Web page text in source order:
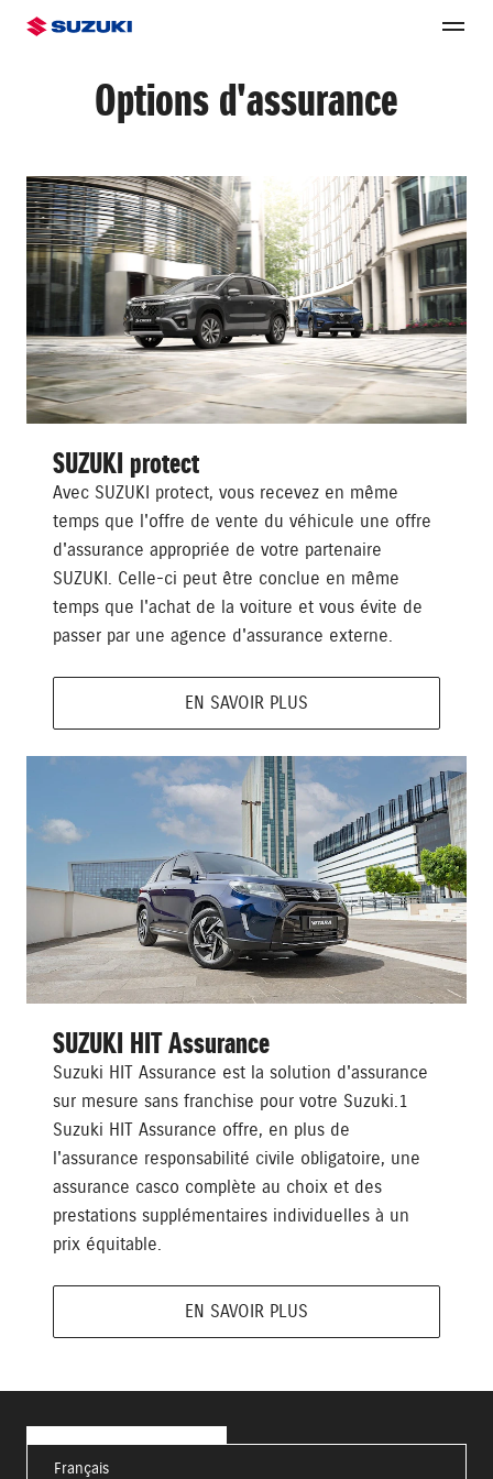
Options d'assurance
SUZUKI protect
Avec SUZUKI protect, vous recevez en même
temps que l'offre de vente du véhicule une offre
d'assurance appropriée de votre partenaire
SUZUKI. Celle-ci peut être conclue en même
temps que l'achat de la voiture et vous évite de
passer par une agence d'assurance externe.
EN SAVOIR PLUS
SUZUKI HIT Assurance
Suzuki HIT Assurance est la solution d'assurance
sur mesure sans franchise pour votre Suzuki.1
Suzuki HIT Assurance offre, en plus de
l'assurance responsabilité civile obligatoire, une
assurance casco complète au choix et des
prestations supplémentaires individuelles à un
prix équitable.
EN SAVOIR PLUS
Français